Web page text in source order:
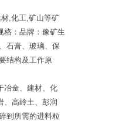
,化工,矿山等矿
格：品牌：豫矿生
石膏、玻璃、保
结构及工作原
冶金、建材、化
、高岭土、彭润
到所需的进料粒